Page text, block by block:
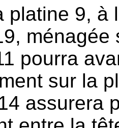
platine 9, à
pourra
sur la
assurera